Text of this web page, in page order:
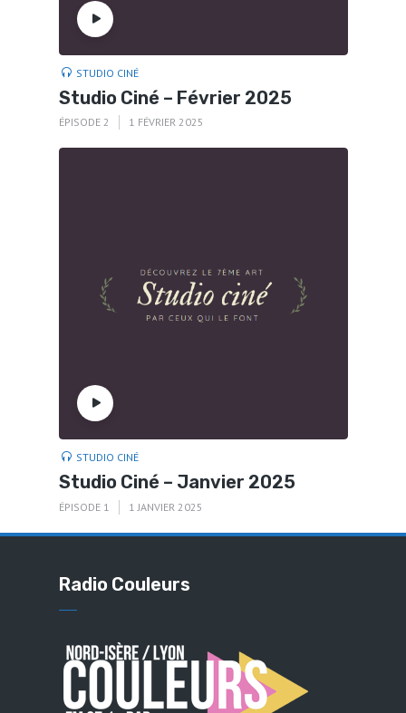
STUDIO CINÉ
Studio Ciné – Février 2025
ÉPISODE 2 1 FÉVRIER 2025
STUDIO CINÉ
Studio Ciné – Janvier 2025
ÉPISODE 1 1 JANVIER 2025
Radio Couleurs